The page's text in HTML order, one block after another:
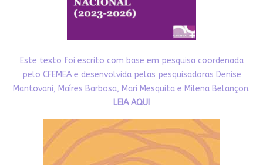
Este texto foi escrito com base em pesquisa coordenada
pelo CFEMEA e desenvolvida pelas pesquisadoras Denise
Mantovani, Maíres Barbosa, Mari Mesquita e Milena Belançon.
LEIA AQUI